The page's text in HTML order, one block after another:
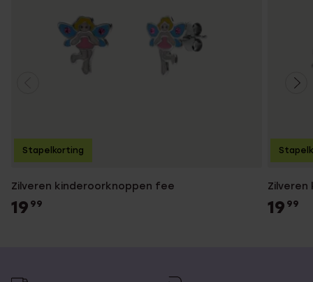
Zilveren kinderoorknoppen fee
19 99
Stapelkorting
19 99